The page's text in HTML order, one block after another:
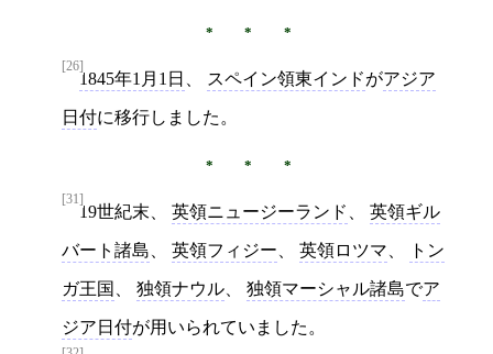
[26]
1845年1月1日 スペイン領東インドがアジア
日付に移行しました。
[31]
19世紀末、 英領ニュージーランド 英領ギル
バート諸島 英領フィジー 英領ロツマ トン
ガ王国 独領ナウル 独領マーシャル諸島でア
ジア日付が用いられていました。